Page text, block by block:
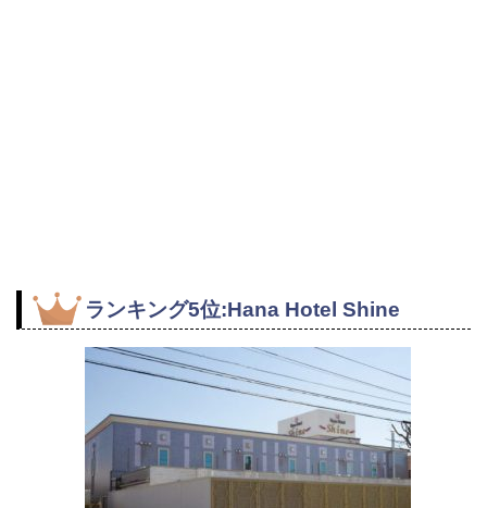
ランキング5位:Hana Hotel Shine